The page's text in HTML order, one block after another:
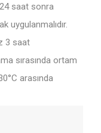
saat sonra
uygulanmalıdır.
3 saat
sırasında ortam
arasında